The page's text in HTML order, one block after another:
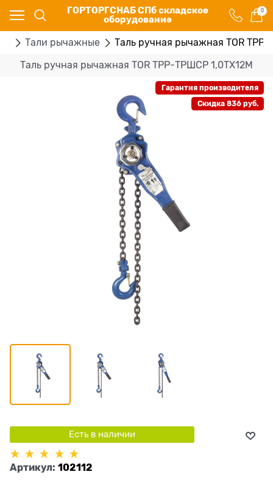
ГОРТОРГСНАБ СПб складское
оборудование
0
Тали рычажные Таль ручная рычажная TOR
Таль ручная рычажная TOR ТРР-ТРШСР 1,0ТХ12М
Гарантия производителя
Скидка 836 руб.
Есть в наличии
Артикул: 102112